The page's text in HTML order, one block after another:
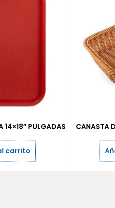
14×18″ PULGADAS
carrito
CANASTA